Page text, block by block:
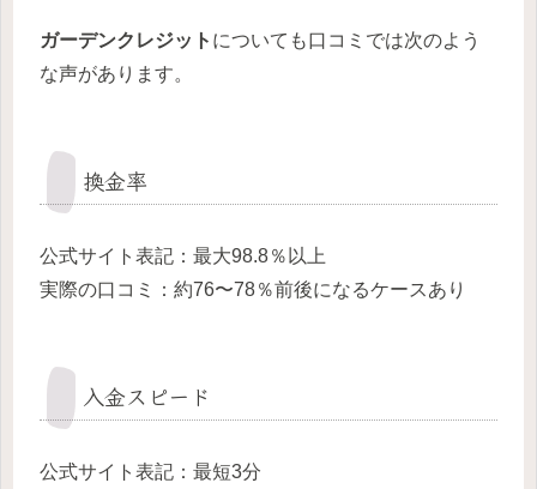
ガーデンクレジット についても口コミでは次のよう
な声があります。
換金率
公式サイト表記：最大98.8％以上
実際の口コミ：約76〜78％前後になるケースあり
入金スピード
公式サイト表記：最短3分